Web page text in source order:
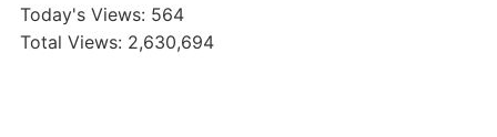
Today's Views: 564
Total Views: 2,630,694